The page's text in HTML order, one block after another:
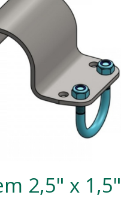
2,5" x 1,5"